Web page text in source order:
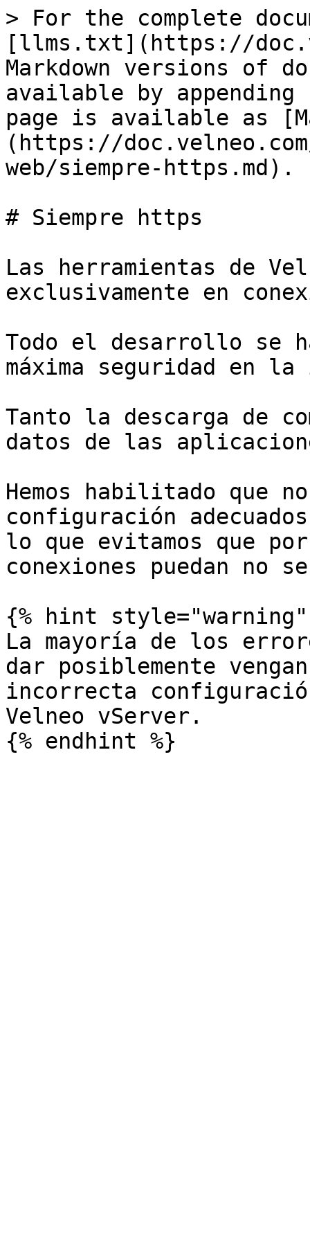
> For the complete
[llms.txt](https://
Markdown versions of
available by
page is available as
(https://
web/siempre-https.md).
# Siempre https
Las herramientas de
exclusivamente en
Todo el desarrollo se
máxima seguridad en
Tanto la descarga de
datos de las
Hemos habilitado que
configuración
lo que evitamos que
conexiones puedan no
{% hint style="warning"
La mayoría de los
dar posiblemente
incorrecta
Velneo vServer.